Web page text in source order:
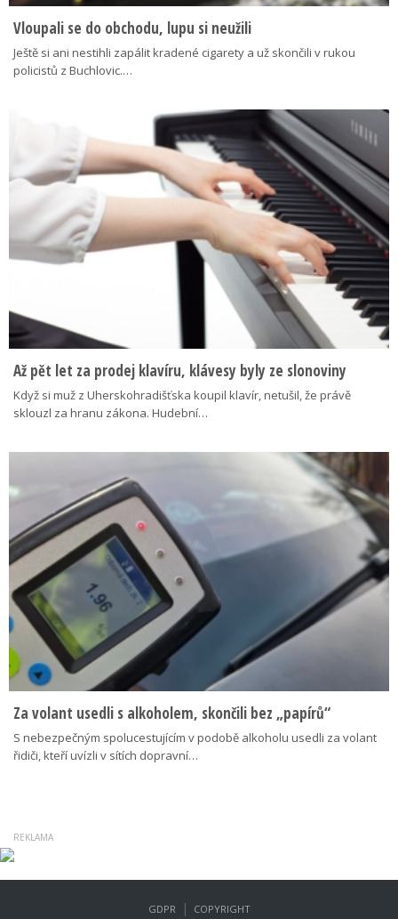
Vloupali se do obchodu, lupu si neužili
Ještě si ani nestihli zapálit kradené cigarety a už skončili v rukou
policistů z Buchlovic.…
Až pět let za prodej klavíru, klávesy byly ze slonoviny
Když si muž z Uherskohradišťska koupil klavír, netušil, že právě
sklouzl za hranu zákona. Hudební…
Za volant usedli s alkoholem, skončili bez „papírů“
S nebezpečným spolucestujícím v podobě alkoholu usedli za volant
řidiči, kteří uvízli v sítích dopravní…
GDPR | COPYRIGHT